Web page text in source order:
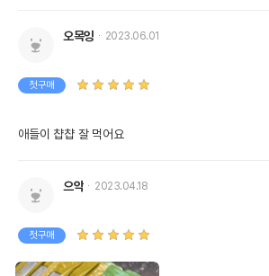
상품 필수 정보
경우 그에 대한 사항
제조자,수입품의 경우
오목잉 2023.06.01
첫구매
애들이 챱챱 잘 먹어요
으악 2023.04.18
첫구매